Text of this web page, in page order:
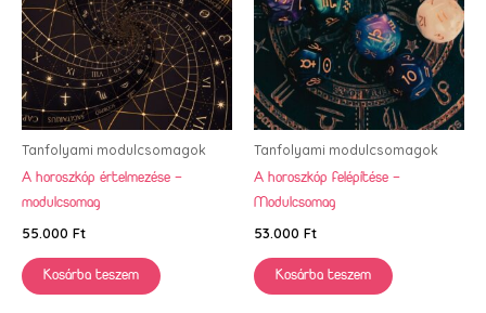
Tanfolyami modulcsomagok
A horoszkóp értelmezése –
modulcsomag
55.000 Ft
Kosárba teszem
Tanfolyami modulcsomagok
A horoszkóp felépítése –
Modulcsomag
53.000 Ft
Kosárba teszem